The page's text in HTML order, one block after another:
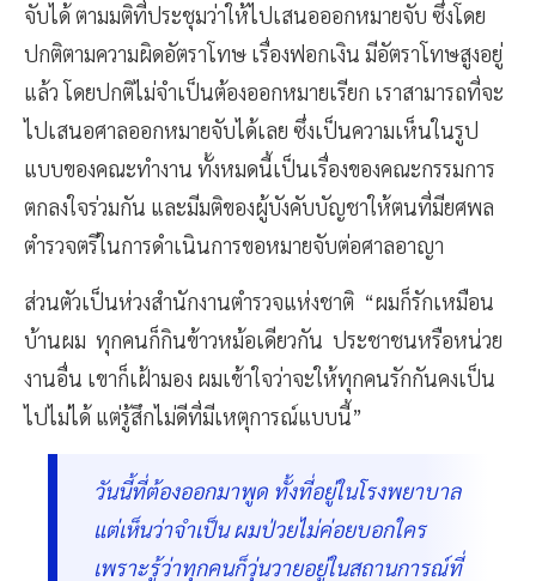
จับได้ ตามมติที่ประชุมว่าให้ไปเสนอออกหมายจับ ซึ่งโดย
ปกติตามความผิดอัตราโทษ เรื่องฟอกเงิน มีอัตราโทษสูงอยู่
แล้ว โดยปกติไม่จำเป็นต้องออกหมายเรียก เราสามารถที่จะ
ไปเสนอศาลออกหมายจับได้เลย ซึ่งเป็นความเห็นในรูป
แบบของคณะทำงาน ทั้งหมดนี้เป็นเรื่องของคณะกรรมการ
ตกลงใจร่วมกัน และมีมติของผู้บังคับบัญชาให้ตนที่มียศพล
ตำรวจตรีในการดำเนินการขอหมายจับต่อศาลอาญา
ส่วนตัวเป็นห่วงสำนักงานตำรวจแห่งชาติ “ผมก็รักเหมือน
บ้านผม ทุกคนก็กินข้าวหม้อเดียวกัน ประชาชนหรือหน่วย
งานอื่น เขาก็เฝ้ามอง ผมเข้าใจว่าจะให้ทุกคนรักกันคงเป็น
ไปไม่ได้ แต่รู้สึกไม่ดีที่มีเหตุการณ์แบบนี้”
วันนี้ที่ต้องออกมาพูด ทั้งที่อยู่ในโรงพยาบาล
แต่เห็นว่าจำเป็น ผมป่วยไม่ค่อยบอกใคร
เพราะรู้ว่าทุกคนก็วุ่นวายอยู่ในสถานการณ์ที่